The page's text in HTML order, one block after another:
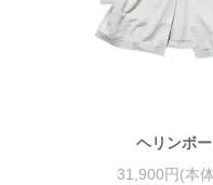
ヘリンボ
31,900円(本